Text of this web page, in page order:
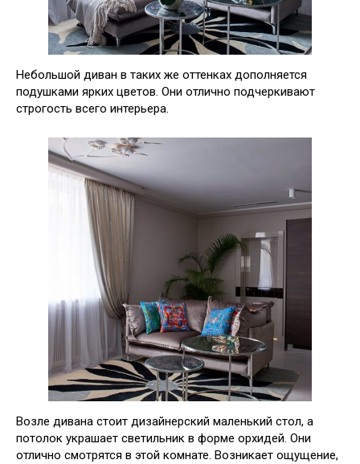
Небольшой диван в таких же оттенках дополняется
подушками ярких цветов. Они отлично подчеркивают
строгость всего интерьера.
Возле дивана стоит дизайнерский маленький стол, а
потолок украшает светильник в форме орхидей. Они
отлично смотрятся в этой комнате. Возникает ощущение,